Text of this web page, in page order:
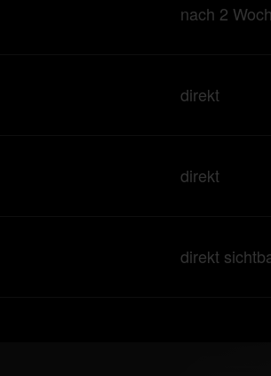
nach 2
direkt
direkt
direkt